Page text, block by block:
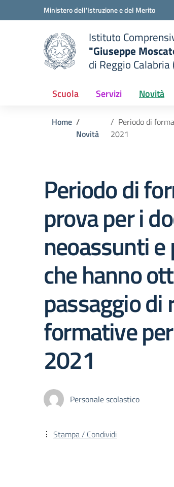
Vai ai contenuti
Vai al menu di navigazioneMinistero dell'Istruzione e del Merito
scuola
Istituto
"Giuseppe
di Reggio Calabria
Scuola Servizi Novità
Home
Novità
Periodo di
2021
Periodo di
prova per i
neoassunti
che hanno
passaggio
formative
2021
Personale scolastico
Stampa / Condividi